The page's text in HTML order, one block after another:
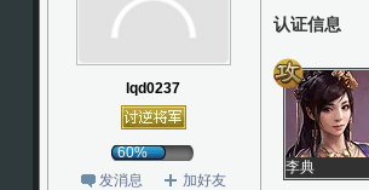
lqd0237
60%
发消息
加好友
认证信息
李典